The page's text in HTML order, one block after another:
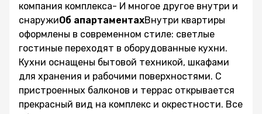
компания комплекса- И многое другое внутри и
снаружиОб апартаментахВнутри квартиры
оформлены в современном стиле: светлые
гостиные переходят в оборудованные кухни.
Кухни оснащены бытовой техникой, шкафами
для хранения и рабочими поверхностями. С
пристроенных балконов и террас открывается
прекрасный вид на комплекс и окрестности. Все